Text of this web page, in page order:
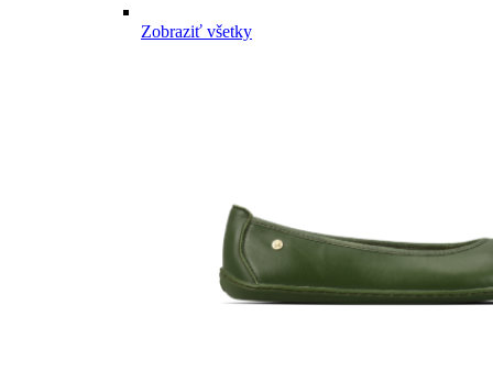
Zobraziť všetky